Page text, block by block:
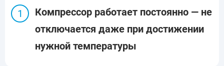
Компрессор работает постоянно — не
отключается даже при достижении
нужной температуры